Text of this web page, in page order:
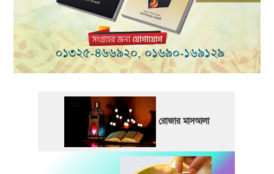
রোজার মাসআলা